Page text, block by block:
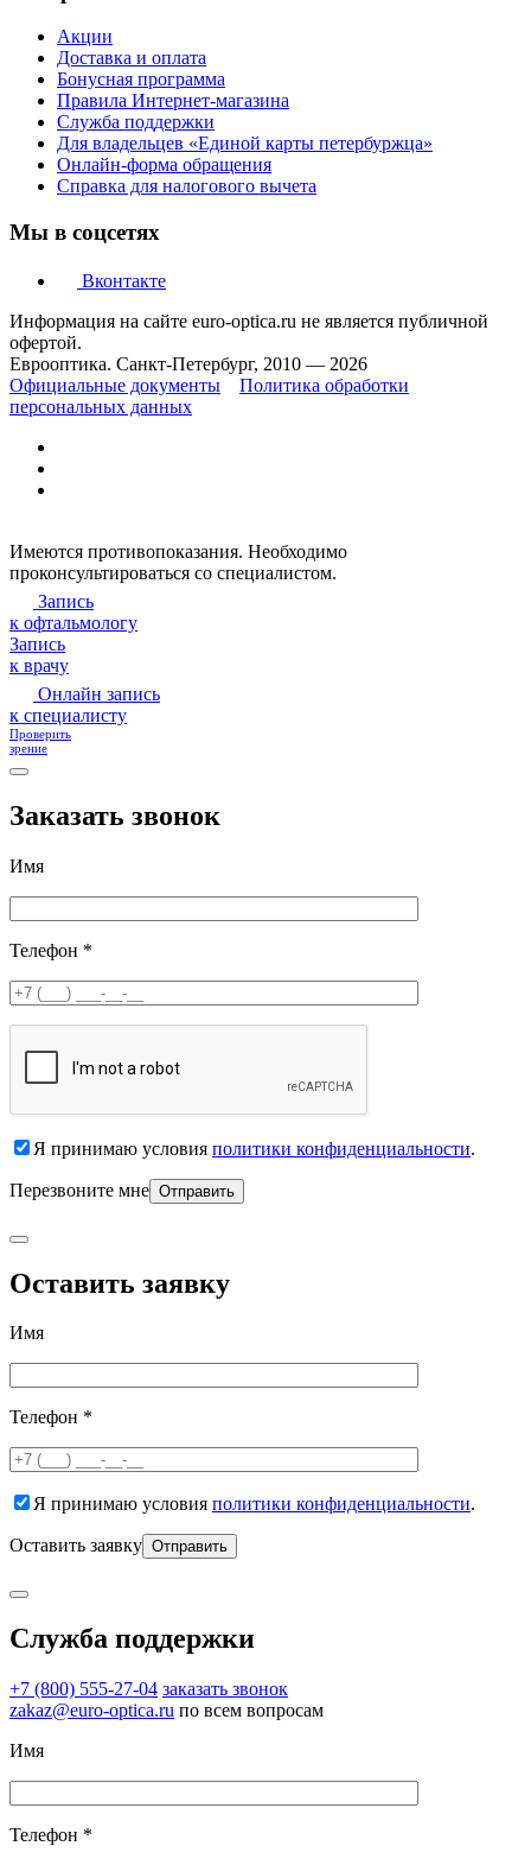
Акции
Доставка и оплата
Бонусная программа
Правила Интернет-магазина
Служба поддержки
Для владельцев «Единой карты петербуржца»
Онлайн-форма обращения
Справка для налогового вычета
Мы в соцсетях
Вконтакте
Информация на сайте euro-optica.ru не является публичной
офертой.
Еврооптика. Санкт-Петербург, 2010 — 2026
Официальные документы
Политика обработки
персональных данных
Имеются противопоказания. Необходимо
проконсультироваться со специалистом.
Запись
к офтальмологу
Запись
к врачу
Онлайн запись
к специалисту
Проверить
зрение
Заказать звонок
Имя
Телефон *
Я принимаю условия политики конфиденциальности.
Перезвоните мне
Оставить заявку
Имя
Телефон *
Я принимаю условия политики конфиденциальности.
Оставить заявку
Служба поддержки
+7 (800) 555-27-04 заказать звонок
zakaz@euro-optica.ru по всем вопросам
Имя
Телефон *